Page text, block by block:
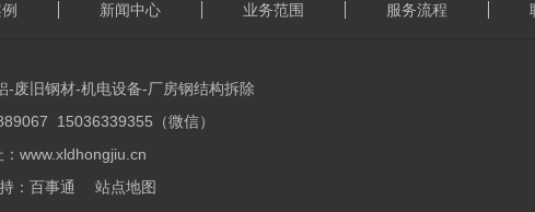
新闻中心 业务范围 服务流程
-废旧钢材-机电设备-厂房钢结构拆除
15036339355（微信）
：www.xldhongjiu.cn
： 百事通 站点地图